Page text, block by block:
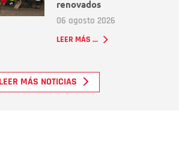
renovados
06 agosto 2026
LEER MÁS ...
LEER MÁS NOTICIAS